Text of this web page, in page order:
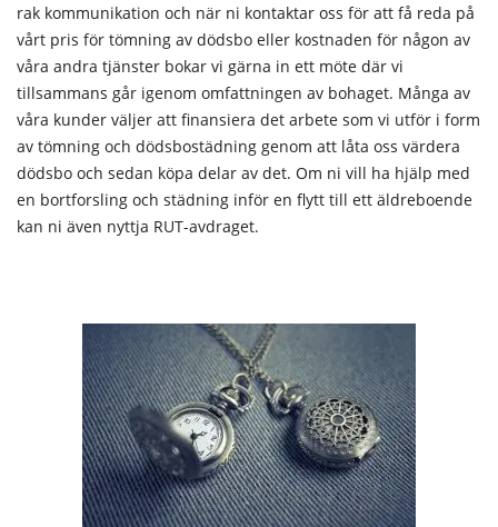
rak kommunikation och när ni kontaktar oss för att få reda på
vårt pris för tömning av dödsbo eller kostnaden för någon av
våra andra tjänster bokar vi gärna in ett möte där vi
tillsammans går igenom omfattningen av bohaget. Många av
våra kunder väljer att finansiera det arbete som vi utför i form
av tömning och dödsbostädning genom att låta oss värdera
dödsbo och sedan köpa delar av det. Om ni vill ha hjälp med
en bortforsling och städning inför en flytt till ett äldreboende
kan ni även nyttja RUT-avdraget.